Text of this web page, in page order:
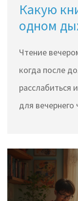
Какую
одном
Чтение
когда после
расслабиться
для
этом не быть
восприятия. В
несколько